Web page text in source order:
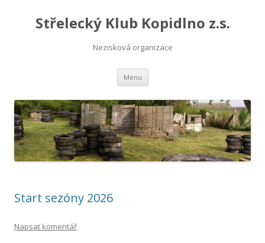
Střelecký Klub Kopidlno z.s.
Nezisková organizace
Menu Přejít
obsahu
webu
Start sezóny 2026
Napsat komentář